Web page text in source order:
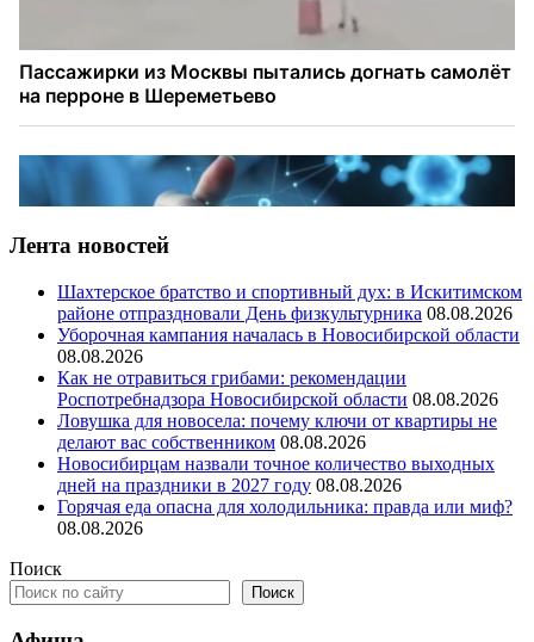
Лента новостей
Шахтерское братство и спортивный дух: в Искитимском
районе отпраздновали День физкультурника 08.08.2026
Уборочная кампания началась в Новосибирской области
08.08.2026
Как не отравиться грибами: рекомендации
Роспотребнадзора Новосибирской области 08.08.2026
Ловушка для новосела: почему ключи от квартиры не
делают вас собственником 08.08.2026
Новосибирцам назвали точное количество выходных
дней на праздники в 2027 году 08.08.2026
Горячая еда опасна для холодильника: правда или миф?
08.08.2026
Поиск
Поиск